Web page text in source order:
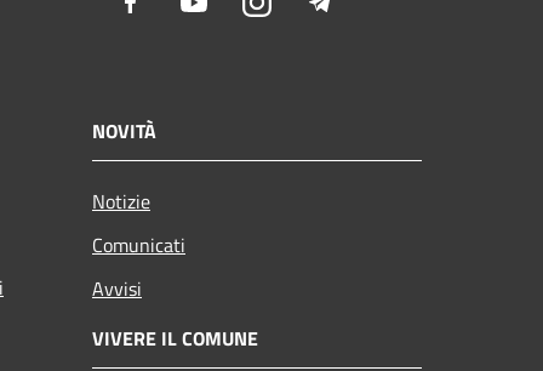
NOVITÀ
Notizie
Comunicati
Avvisi
VIVERE IL COMUNE